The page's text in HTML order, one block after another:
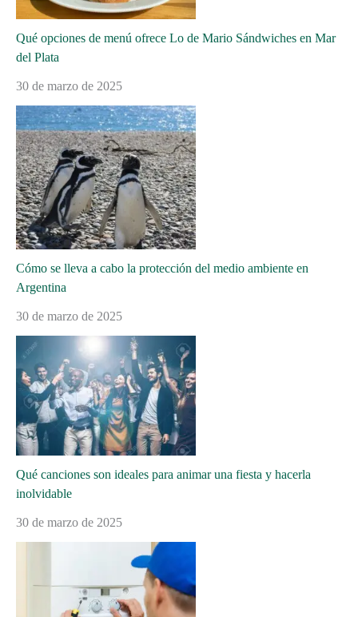
Qué opciones de menú ofrece Lo de Mario Sándwiches en Mar
del Plata
30 de marzo de 2025
Cómo se lleva a cabo la protección del medio ambiente en
Argentina
30 de marzo de 2025
Qué canciones son ideales para animar una fiesta y hacerla
inolvidable
30 de marzo de 2025